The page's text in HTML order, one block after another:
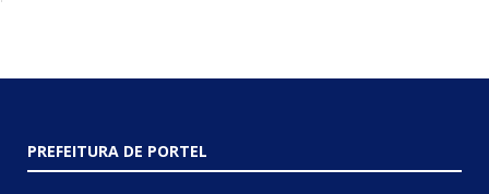
PREFEITURA DE PORTEL